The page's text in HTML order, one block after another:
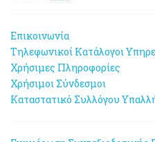
Επικοινωνία
Τηλεφωνικοί Κατάλογοι
Χρήσιμες Πληροφορίες
Χρήσιμοι Σύνδεσμοι
Καταστατικό Συλλόγου